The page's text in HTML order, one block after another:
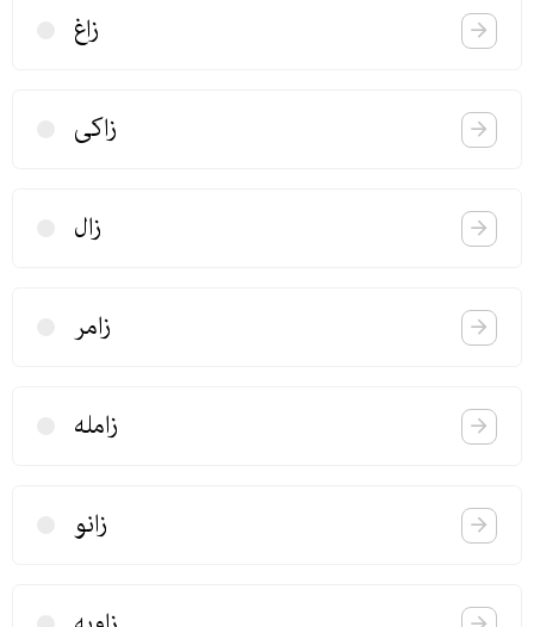
زاغ
زاكی
زال
زامر
زامله
زانو